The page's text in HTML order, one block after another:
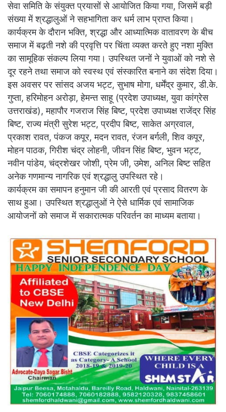
सेवा समिति के संयुक्त प्रयासों से आयोजित किया गया, जिसमें बड़ी
संख्या में श्रद्धालुओं ने सहभागिता कर धर्म लाभ प्राप्त किया।
कार्यक्रम के दौरान भक्ति, श्रद्धा और आध्यात्मिक वातावरण के बीच
समाज में बढ़ती नशे की प्रवृत्ति पर चिंता व्यक्त करते हुए नशा मुक्ति
का सामूहिक संकल्प लिया गया। उपस्थित जनों ने युवाओं को नशे से
दूर रहने तथा समाज को स्वस्थ एवं संस्कारित बनाने का संदेश दिया।
इस अवसर पर सांसद अजय भट्ट, सुभाष मोगा, धर्मेंद्र कुमार, डी.के.
गुप्ता, हरिमोहन अरोड़ा, हेमन्त साहू (प्रदेश उपाध्यक्ष, युवा कांग्रेस
उत्तराखंड), महापौर गजराज सिंह बिष्ट, प्रदेश उपाध्यक्ष राजेंद्र सिंह
बिष्ट, राज्य मंत्री सुरेश भट्ट, प्रदीप बिष्ट, साकेत अग्रवाल,
प्रकाश रावत, पंकज कपूर, मदन रावत, रंजन बर्गली, शिव कपूर,
मोहन पाठक, गिरीश चंद्र लोहनी, जीवन सिंह बिष्ट, भुवन भट्ट,
नवीन पांडेय, चंद्रशेखर जोशी, प्रेम जी, उमेश, अनिल बिष्ट सहित
अनेक गणमान्य नागरिक एवं श्रद्धालु उपस्थित रहे।
कार्यक्रम का समापन हनुमान जी की आरती एवं प्रसाद वितरण के
साथ हुआ। उपस्थित श्रद्धालुओं ने ऐसे धार्मिक एवं सामाजिक
आयोजनों को समाज में सकारात्मक परिवर्तन का माध्यम बताया।